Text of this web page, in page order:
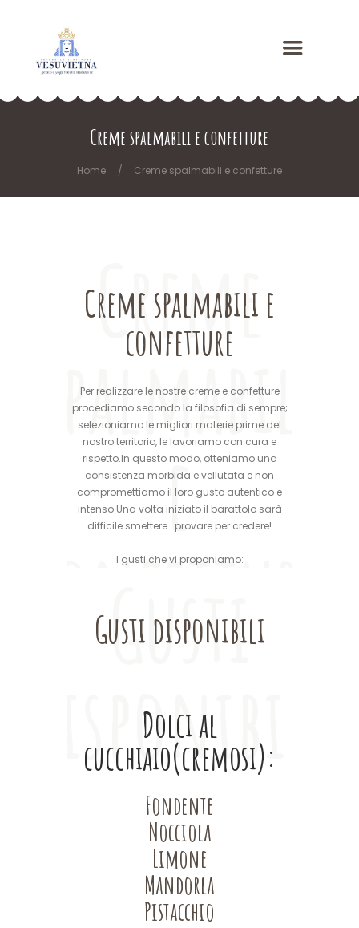
Creme spalmabili e confetture
Home Creme spalmabili e confetture
Creme
spalmabili
e
confetture
Creme spalmabili e
confetture
Per realizzare le nostre creme e confetture
procediamo secondo la filosofia di sempre;
selezioniamo le migliori materie prime del
nostro territorio, le lavoriamo con cura e
rispetto.In questo modo, otteniamo una
consistenza morbida e vellutata e non
compromettiamo il loro gusto autentico e
intenso.Una volta iniziato il barattolo sarà
difficile smettere… provare per credere!
I gusti che vi proponiamo:
Gusti
disponibili
Gusti disponibili
Dolci al
cucchiaio(cremosi):
Fondente
Nocciola
Limone
Mandorla
Pistacchio